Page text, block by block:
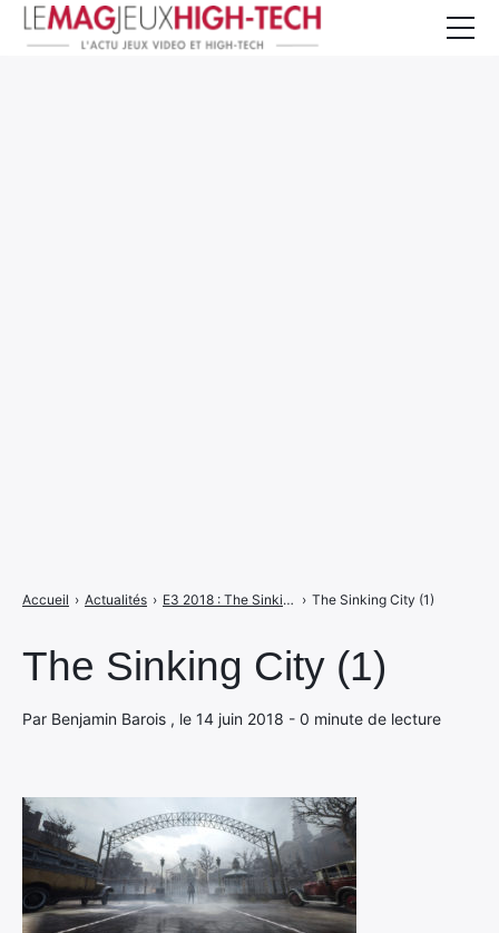
The Sinking City (1)
Par Benjamin Barois , le 14 juin 2018 - 0 minute de lecture
Accueil › Actualités › E3 2018 : The Sinking City montre son univers lovecraftien › The Sinking City (1)